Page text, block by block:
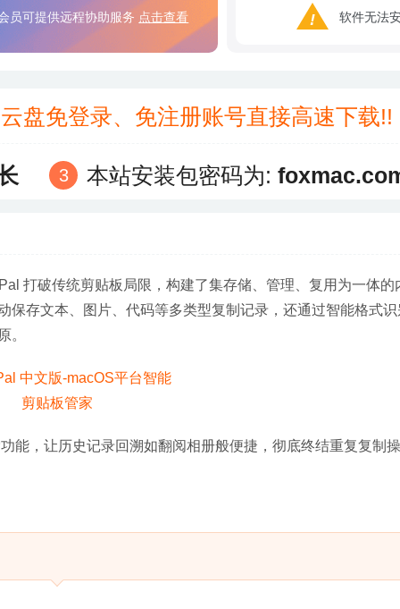
员可提供远程协助服务 点击查看 软件无法
盘免登录、免注册账号直接高速下
本站安装包密码为:
打破传统剪贴板局限，构建了集存储、管理、复用为一体的
保存文本、图片、代码等多类型复制记录，还通过智能格式
。
能，让历史记录回溯如翻阅相册般便捷，彻底终结重复复制